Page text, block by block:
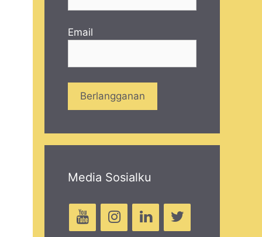
Email
Media Sosialku